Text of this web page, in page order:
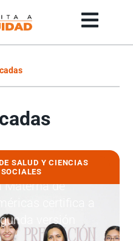
SALUD Y CIENCIAS
SOCIALES
Materna de
certifica a
versión